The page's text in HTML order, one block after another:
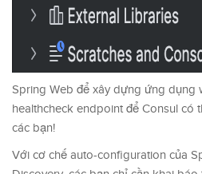
Spring Web để xây dựng ứng dụng
healthcheck endpoint để Consul có
các bạn!
Với cơ chế auto-configuration của